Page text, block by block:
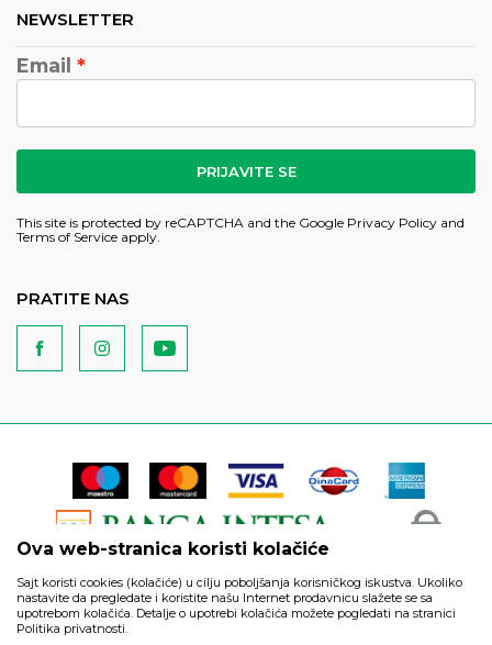
NEWSLETTER
Email
PRIJAVITE SE
This site is protected by reCAPTCHA and the Google Privacy Policy and
Terms of Service apply.
PRATITE NAS
Ova web-stranica koristi kolačiće
Sajt koristi cookies (kolačiće) u cilju poboljšanja korisničkog iskustva. Ukoliko
nastavite da pregledate i koristite našu Internet prodavnicu slažete se sa
upotrebom kolačića. Detalje o upotrebi kolačića možete pogledati na stranici
Politika privatnosti.